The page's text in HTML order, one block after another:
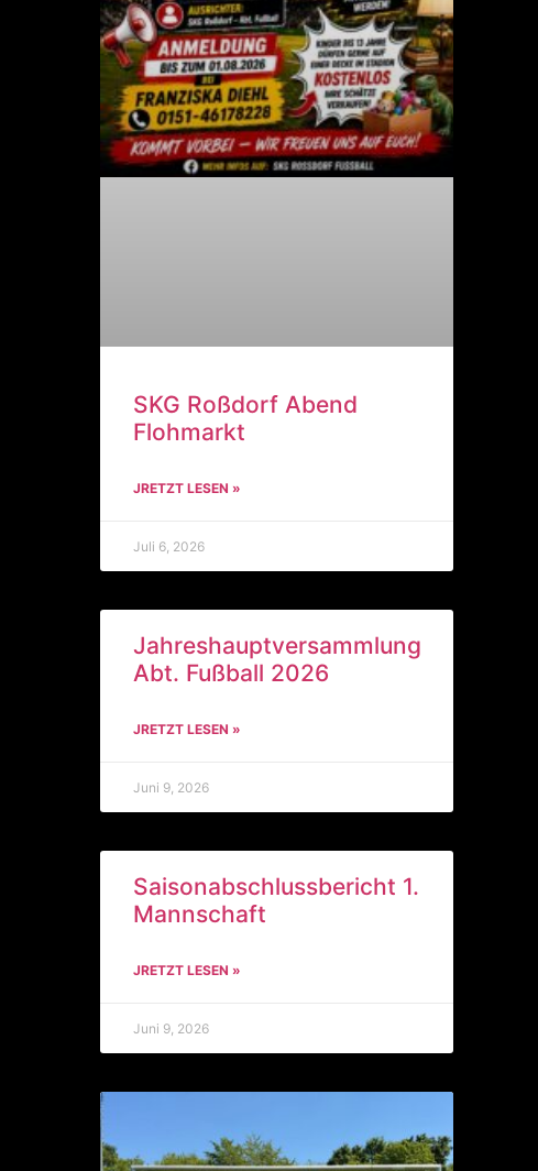
SKG Roßdorf Abend
Flohmarkt
JRETZT LESEN »
Juli 6, 2026
Jahreshauptversammlung
Abt. Fußball 2026
JRETZT LESEN »
Juni 9, 2026
Saisonabschlussbericht 1.
Mannschaft
JRETZT LESEN »
Juni 9, 2026